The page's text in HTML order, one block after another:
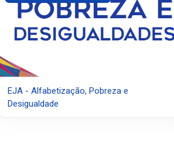
EJA - Alfabetização, Pobreza e
Desigualdade